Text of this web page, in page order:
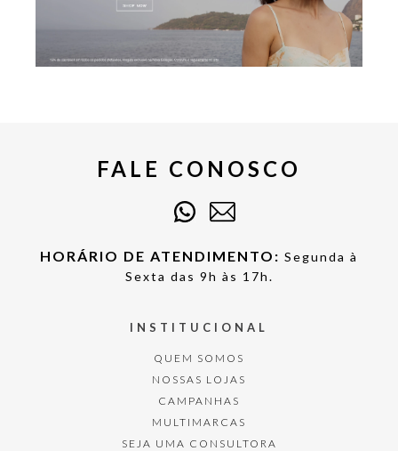
FALE CONOSCO
HORÁRIO DE ATENDIMENTO: Segunda à
Sexta das 9h às 17h.
INSTITUCIONAL
QUEM SOMOS
NOSSAS LOJAS
CAMPANHAS
MULTIMARCAS
SEJA UMA CONSULTORA